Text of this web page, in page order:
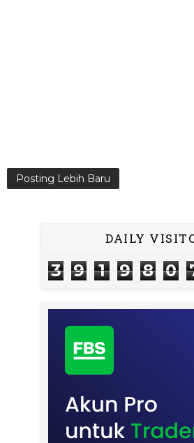
Posting Lebih Baru
DAILY
3 9 1 9 8 0